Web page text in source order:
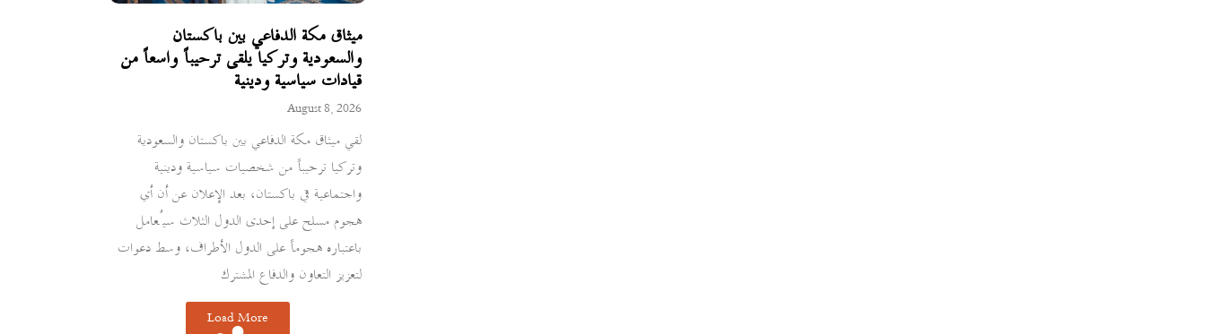
ميثاق مكة الدفاعي بين باكستان
والسعودية وتركيا يلقى ترحيباً واسعاً من
قيادات سياسية ودينية
August 8, 2026
لقي ميثاق مكة الدفاعي بين باكستان والسعودية
وتركيا ترحيباً من شخصيات سياسية ودينية
واجتماعية في باكستان، بعد الإعلان عن أن أي
هجوم مسلح على إحدى الدول الثلاث سيُعامل
باعتباره هجوماً على الدول الأطراف، وسط دعوات
لتعزيز التعاون والدفاع المشترك
Load More